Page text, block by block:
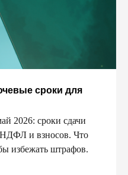
сроки для
2026: сроки сдачи
и взносов. Что
избежать штрафов.